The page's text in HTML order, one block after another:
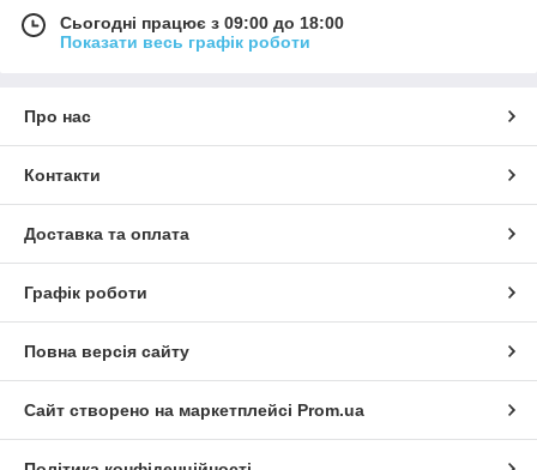
Сьогодні працює з 09:00 до 18:00
Показати весь графік роботи
Про нас
Контакти
Доставка та оплата
Графік роботи
Повна версія сайту
Сайт створено на маркетплейсі Prom.ua